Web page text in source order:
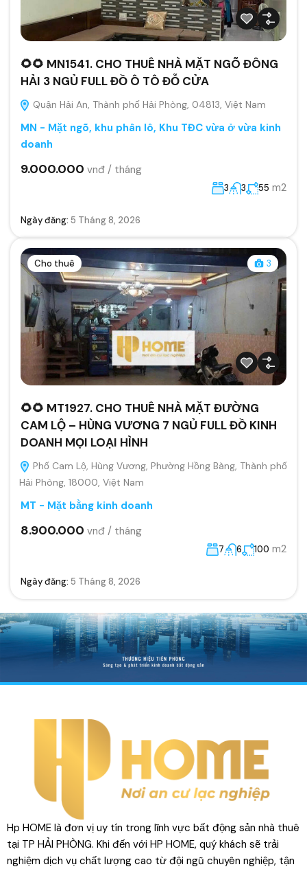
🌻🌻 MN1541. CHO THUÊ NHÀ MẶT NGÕ ĐÔNG
HẢI 3 NGỦ FULL ĐỒ Ô TÔ ĐỖ CỬA
Quận Hải An, Thành phố Hải Phòng, 04813, Việt Nam
MN - Mặt ngõ, khu phân lô, Khu TĐC vừa ở vừa kinh
doanh
9.000.000 vnđ / tháng
3 3 55 m2
Ngày đăng: 5 Tháng 8, 2026
Cho thuê 3
🌻🌻 MT1927. CHO THUÊ NHÀ MẶT ĐƯỜNG
CAM LỘ – HÙNG VƯƠNG 7 NGỦ FULL ĐỒ KINH
DOANH MỌI LOẠI HÌNH
Phố Cam Lộ, Hùng Vương, Phường Hồng Bàng, Thành phố
Hải Phòng, 18000, Việt Nam
MT - Mặt bằng kinh doanh
8.900.000 vnđ / tháng
7 6 100 m2
Ngày đăng: 5 Tháng 8, 2026
Hp HOME là đơn vị uy tín trong lĩnh vực bất động sản nhà thuê
tại TP HẢI PHÒNG. Khi đến với HP HOME, quý khách sẽ trải
nghiệm dịch vụ chất lượng cao từ đội ngũ chuyên nghiệp, tận